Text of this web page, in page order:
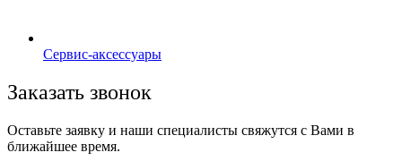
Сервис-аксессуары
Заказать звонок
Оставьте заявку и наши специалисты свяжутся с Вами в
ближайшее время.